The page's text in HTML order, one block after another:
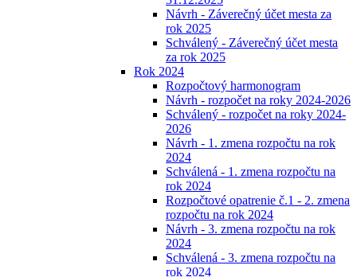
Návrh - Záverečný účet mesta za
rok 2025
Schválený - Záverečný účet mesta
za rok 2025
Rok 2024
Rozpočtový harmonogram
Návrh - rozpočet na roky 2024-2026
Schválený - rozpočet na roky 2024-
2026
Návrh - 1. zmena rozpočtu na rok
2024
Schválená - 1. zmena rozpočtu na
rok 2024
Rozpočtové opatrenie č.1 - 2. zmena
rozpočtu na rok 2024
Návrh - 3. zmena rozpočtu na rok
2024
Schválená - 3. zmena rozpočtu na
rok 2024